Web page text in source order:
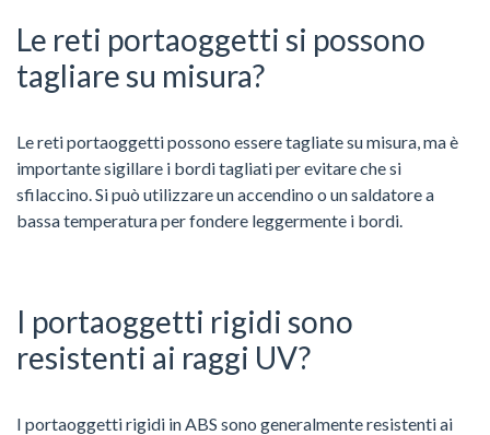
Le reti portaoggetti si possono
tagliare su misura?
Le reti portaoggetti possono essere tagliate su misura, ma è
importante sigillare i bordi tagliati per evitare che si
sfilaccino. Si può utilizzare un accendino o un saldatore a
bassa temperatura per fondere leggermente i bordi.
I portaoggetti rigidi sono
resistenti ai raggi UV?
I portaoggetti rigidi in ABS sono generalmente resistenti ai